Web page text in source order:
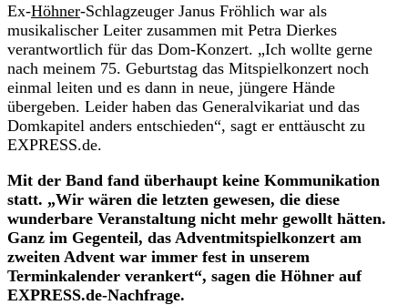
Ex-Höhner-Schlagzeuger Janus Fröhlich war als
musikalischer Leiter zusammen mit Petra Dierkes
verantwortlich für das Dom-Konzert. „Ich wollte gerne
nach meinem 75. Geburtstag das Mitspielkonzert noch
einmal leiten und es dann in neue, jüngere Hände
übergeben. Leider haben das Generalvikariat und das
Domkapitel anders entschieden“, sagt er enttäuscht zu
EXPRESS.de.
Mit der Band fand überhaupt keine Kommunikation
statt. „Wir wären die letzten gewesen, die diese
wunderbare Veranstaltung nicht mehr gewollt hätten.
Ganz im Gegenteil, das Adventmitspielkonzert am
zweiten Advent war immer fest in unserem
Terminkalender verankert“, sagen die Höhner auf
EXPRESS.de-Nachfrage.